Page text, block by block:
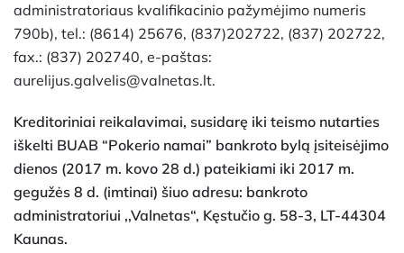
administratoriaus kvalifikacinio pažymėjimo numeris
790b), tel.: (8614) 25676, (837)202722, (837) 202722,
fax.: (837) 202740, e-paštas:
aurelijus.galvelis@valnetas.lt.
Kreditoriniai reikalavimai, susidarę iki teismo nutarties
iškelti BUAB “Pokerio namai” bankroto bylą įsiteisėjimo
dienos (2017 m. kovo 28 d.) pateikiami iki 2017 m.
gegužės 8 d. (imtinai) šiuo adresu: bankroto
administratoriui ,,Valnetas“, Kęstučio g. 58-3, LT-44304
Kaunas.